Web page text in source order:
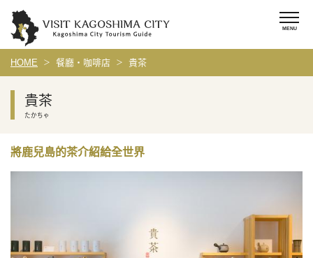
HOME 餐廳・咖啡店 貴茶
貴茶
たかちゃ
將鹿兒島的茶介紹給全世界